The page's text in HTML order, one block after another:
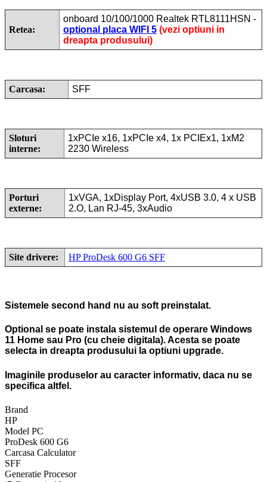
Retea:
onboard 10/100/1000 Realtek RTL8111HSN -
optional placa WIFI 5 (vezi optiuni in
dreapta produsului)
Carcasa: SFF
Sloturi
interne:
1xPCIe x16, 1xPCIe x4, 1x PCIEx1, 1xM2
2230 Wireless
Porturi
externe:
1xVGA, 1xDisplay Port, 4xUSB 3.0, 4 x USB
2.O, Lan RJ-45, 3xAudio
Site drivere: HP ProDesk 600 G6 SFF
Sistemele second hand nu au soft preinstalat.
Optional se poate instala sistemul de operare Windows
11 Home sau Pro (cu cheie digitala). Acesta se poate
selecta in dreapta produsului la optiuni upgrade.
Imaginile produselor au caracter informativ, daca nu se
specifica altfel.
Brand
HP
Model PC
ProDesk 600 G6
Carcasa Calculator
SFF
Generatie Procesor